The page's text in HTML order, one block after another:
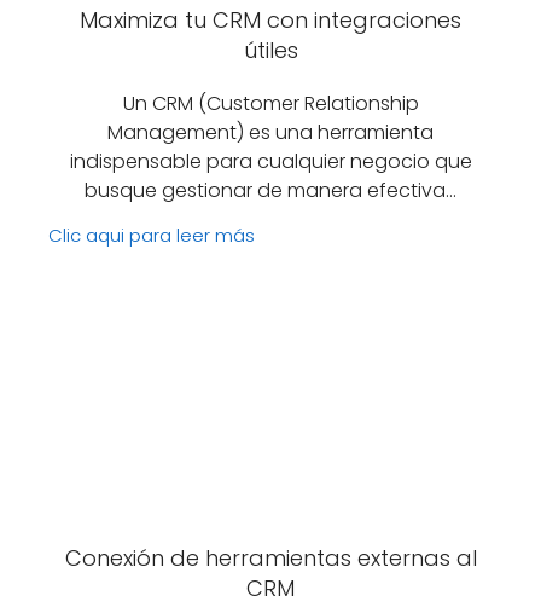
Maximiza tu CRM con integraciones
útiles
Un CRM (Customer Relationship
Management) es una herramienta
indispensable para cualquier negocio que
busque gestionar de manera efectiva…
Clic aqui para leer más
Conexión de herramientas externas al
CRM